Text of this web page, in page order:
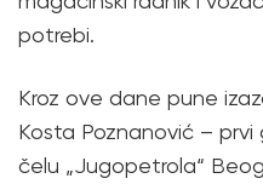
potrebi.
Kroz ove dane pune
Kosta Poznanović – prvi
čelu „Jugopetrola“